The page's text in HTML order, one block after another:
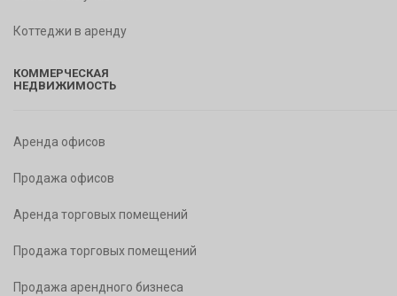
Коттеджи в аренду
КОММЕРЧЕСКАЯ
НЕДВИЖИМОСТЬ
Аренда офисов
Продажа офисов
Аренда торговых помещений
Продажа торговых помещений
Продажа арендного бизнеса